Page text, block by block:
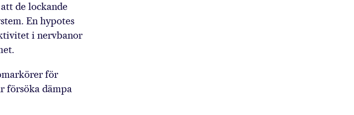
de lockande
En hypotes
i nervbanor
för
försöka dämpa